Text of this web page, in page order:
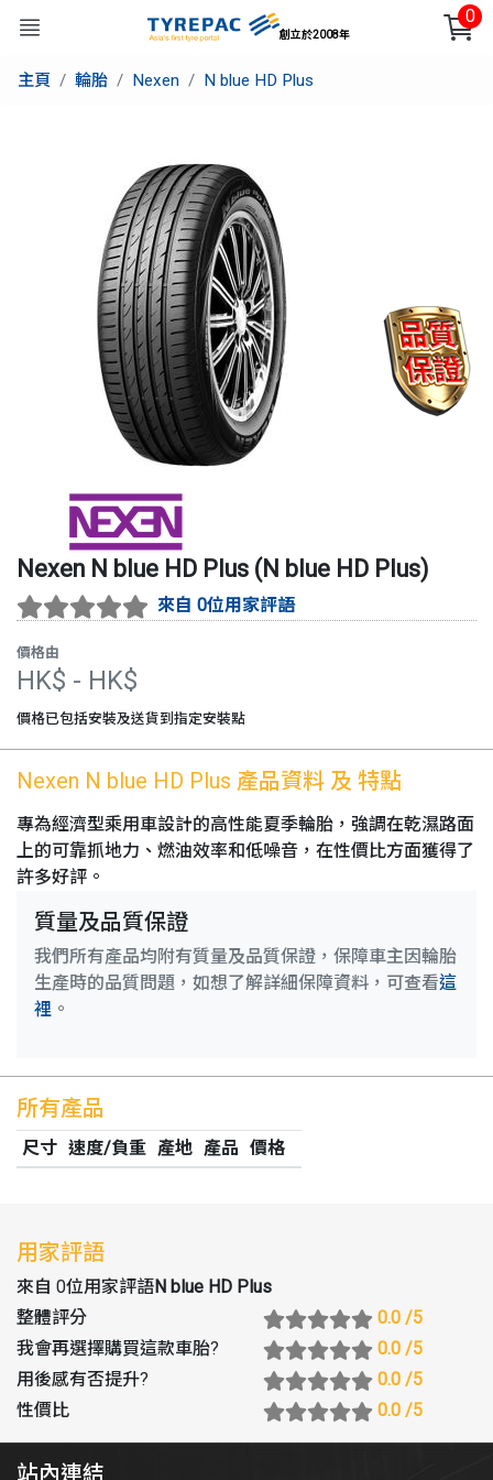
創立於2008年
0
主頁 輪胎 Nexen N blue HD Plus
Nexen N blue HD Plus (N blue HD Plus)
來自 0位用家評語
價格由
HK$ - HK$
價格已包括安裝及送貨到指定安裝點
Nexen N blue HD Plus 產品資料 及 特點
專為經濟型乘用車設計的高性能夏季輪胎，強調在乾濕路面
上的可靠抓地力、燃油效率和低噪音，在性價比方面獲得了
許多好評。
質量及品質保證
我們所有產品均附有質量及品質保證，保障車主因輪胎
生產時的品質問題，如想了解詳細保障資料，可查看這
裡 。
所有產品
尺寸 速度/負重 產地 產品 價格
用家評語
來自 0位用家評語N blue HD Plus
整體評分
0.0 /5
我會再選擇購買這款車胎? 0.0 /5
用後感有否提升? 0.0 /5
性價比
0.0 /5
站內連結